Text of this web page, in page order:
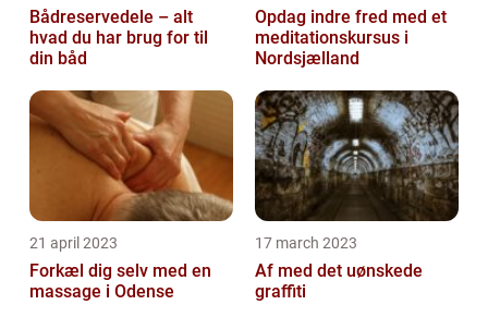
Bådreservedele – alt
hvad du har brug for til
din båd
Opdag indre fred med et
meditationskursus i
Nordsjælland
21 april 2023
Forkæl dig selv med en
massage i Odense
17 march 2023
Af med det uønskede
graffiti